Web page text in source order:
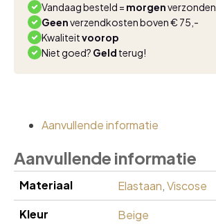
Vandaag besteld = morgenverzonden
Geenverzendkosten boven € 75,-
Kwaliteitvoorop
Niet goed? Geld terug!
Aanvullende informatie
Aanvullende informatie
Materiaal Elastaan,Viscose
Kleur
Beige